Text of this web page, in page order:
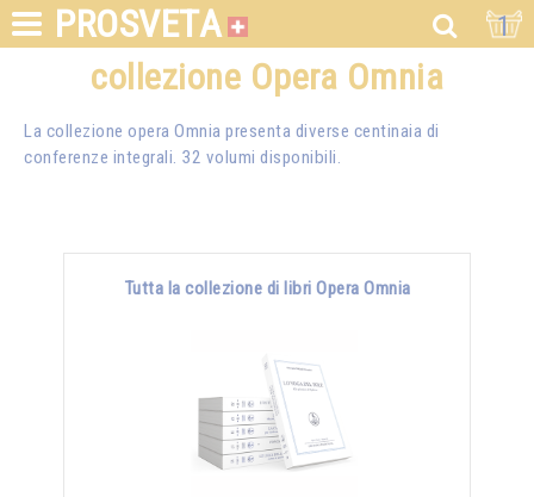
PROSVETA 1
collezione Opera Omnia
La collezione opera Omnia presenta diverse centinaia di
conferenze integrali. 32 volumi disponibili.
Tutta la collezione di libri Opera Omnia